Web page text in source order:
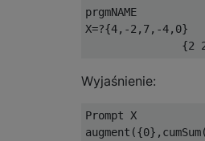
prgmNAME
X=?{4,-2,7,-4,0}
Wyjaśnienie:
Prompt X
augment({0},cumSum(